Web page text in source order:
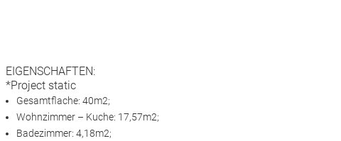
EIGENSCHAFTEN:
*Project static
Gesamtflache: 40m2;
Wohnzimmer – Kuche: 17,57m2;
Badezimmer: 4,18m2;